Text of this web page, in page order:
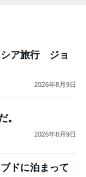
シア旅行 ジョ
2026年8月9日
。
2026年8月9日
ドに泊まって